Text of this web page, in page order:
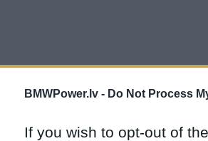
BMWPower.lv - Do Not Process
If you wish to opt-out of